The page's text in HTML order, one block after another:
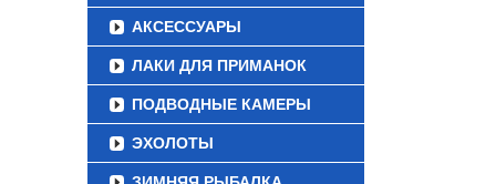
АКСЕССУАРЫ
ЛАКИ ДЛЯ ПРИМАНОК
ПОДВОДНЫЕ КАМЕРЫ
ЭХОЛОТЫ